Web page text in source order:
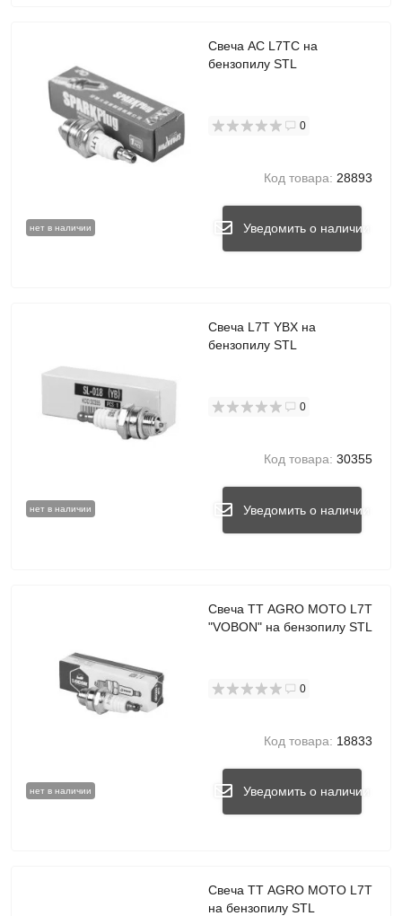
нет в наличии
Свеча AC L7TC на
бензопилу STL
0
Код товара: 28893
Уведомить о наличии
нет в наличии
Свеча L7T YBX на
бензопилу STL
0
Код товара: 30355
Уведомить о наличии
нет в наличии
Свеча TT AGRO MOTO L7T
"VOBON" на бензопилу STL
0
Код товара: 18833
Уведомить о наличии
Свеча TT AGRO MOTO L7T
на бензопилу STL